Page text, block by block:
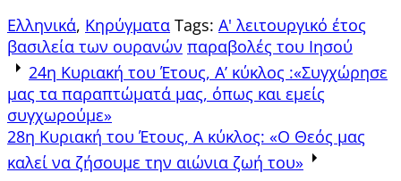
Ελληνικά, Κηρύγματα Tags: Α' λειτουργικό έτος
βασιλεία των ουρανών παραβολές του Ιησού
Post
navigation
24η Κυριακή του Έτους, Α’ κύκλος :«Συγχώρησε
μας τα παραπτώματά μας, όπως και εμείς
συγχωρούμε»
28η Κυριακή του Έτους, Α κύκλος: «Ο Θεός μας
καλεί να ζήσουμε την αιώνια ζωή του»